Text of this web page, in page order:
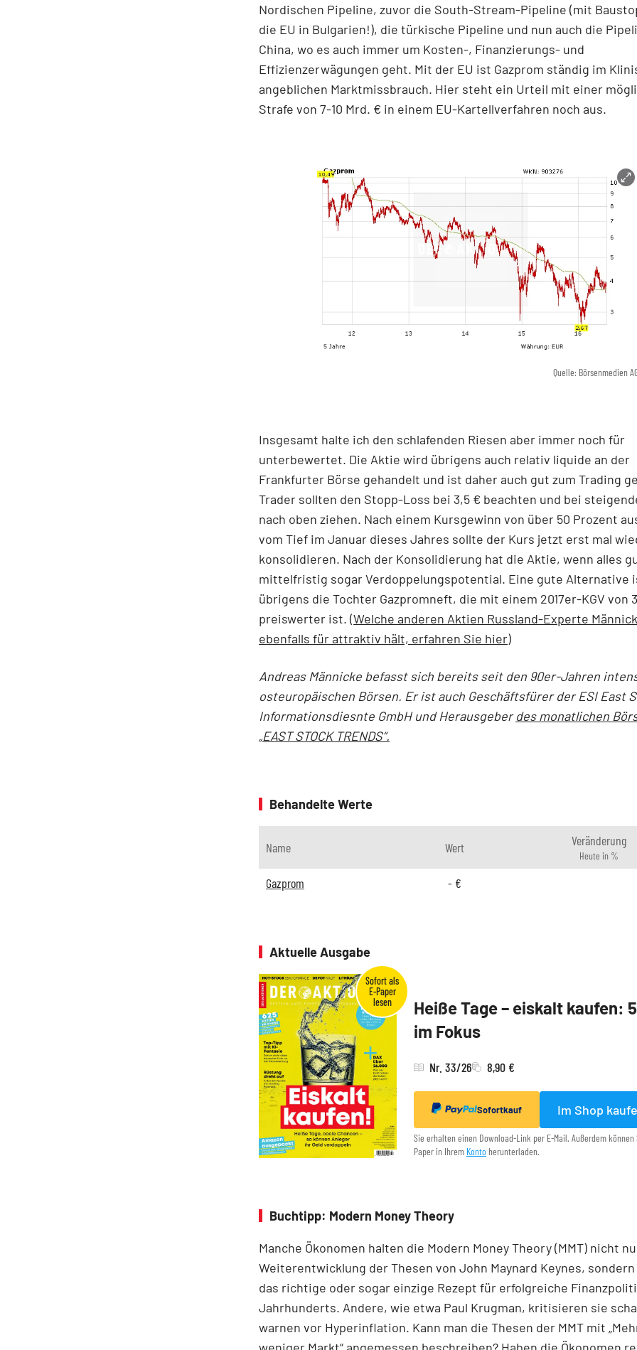
Nordischen Pipeline, zuvor die South-Stream-Pipeline (mit
die EU in Bulgarien!), die türkische Pipeline und nun auch die
China, wo es auch immer um Kosten-, Finanzierungs- und
Effizienzerwägungen geht. Mit der EU ist Gazprom ständig im
angeblichen Marktmissbrauch. Hier steht ein Urteil mit einer
Strafe von 7-10 Mrd. € in einem EU-Kartellverfahren noch aus.
Quelle: Börsenmedien
Insgesamt halte ich den schlafenden Riesen aber immer noch für
unterbewertet. Die Aktie wird übrigens auch relativ liquide an der
Frankfurter Börse gehandelt und ist daher auch gut zum Trading
Trader sollten den Stopp-Loss bei 3,5 € beachten und bei
nach oben ziehen. Nach einem Kursgewinn von über 50 Prozent
vom Tief im Januar dieses Jahres sollte der Kurs jetzt erst mal
konsolidieren. Nach der Konsolidierung hat die Aktie, wenn alles
mittelfristig sogar Verdoppelungspotential. Eine gute Alternative
übrigens die Tochter Gazpromneft, die mit einem 2017er-KGV von
preiswerter ist. (Welche anderen Aktien Russland-Experte
ebenfalls für attraktiv hält, erfahren Sie hier)
Andreas Männicke befasst sich bereits seit den 90er-Jahren
osteuropäischen Börsen. Er ist auch Geschäftsfürer der ESI East
Informationsdiesnte GmbH und Herausgeberdes monatlichen
„EAST STOCK TRENDS“.
Behandelte Werte
Name Wert Veränderung
Heute in %
Gazprom - €
Aktuelle Ausgabe
Heiße Tage – eiskalt kaufen:
im Fokus
Nr. 33/26 8,90 €
Sofortkauf Im Shop
Sie erhalten einen Download-Link per E-Mail. Außerdem
Paper in Ihrem Konto herunterladen.
Buchtipp: Modern Money Theory
Manche Ökonomen halten die Modern Money Theory (MMT) nicht
Weiterentwicklung der Thesen von John Maynard Keynes,
das richtige oder sogar einzige Rezept für erfolgreiche
Jahrhunderts. Andere, wie etwa Paul Krugman, kritisieren sie
warnen vor Hyperinflation. Kann man die Thesen der MMT mit